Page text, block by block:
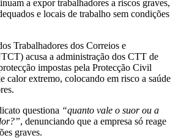
a expor trabalhadores a riscos graves,
e locais de trabalho sem condições
Trabalhadores dos Correios e
acusa a administração dos CTT de
impostas pela Protecção Civil
calor extremo, colocando em risco a saúde
questiona “quanto vale o suor ou a
, denunciando que a empresa só reage
graves.